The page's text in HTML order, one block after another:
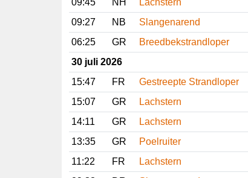
09:45
NH
Lachstern
09:27
NB
Slangenarend
06:25
GR
Breedbekstrandloper
30 juli 2026
15:47
FR
Gestreepte Strandloper
15:07
GR
Lachstern
14:11
GR
Lachstern
13:35
GR
Poelruiter
11:22
FR
Lachstern